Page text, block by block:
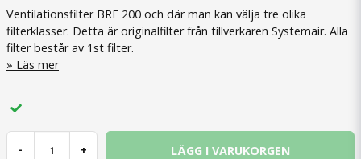
Ventilationsfilter BRF 200 och där man kan välja tre olika
filterklasser. Detta är originalfilter från tillverkaren Systemair. Alla
filter består av 1st filter.
Läs mer
- + LÄGG I VARUKORGEN